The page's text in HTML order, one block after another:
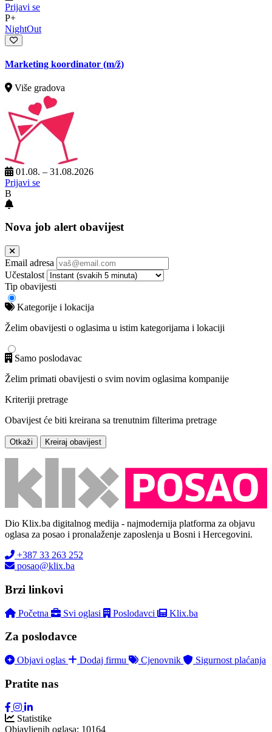
Prijavi se
P+
NightOut
Marketing koordinator (m/ž)
Više gradova
01.08. – 31.08.2026
Prijavi se
B
Nova job alert obavijest
Email adresa
Učestalost
Tip obavijesti
Kategorije i lokacija
Želim obavijesti o oglasima u istim kategorijama i lokaciji
Samo poslodavac
Želim primati obavijesti o svim novim oglasima kompanije
Kriteriji pretrage
Obavijest će biti kreirana sa trenutnim filterima pretrage
Otkaži Kreiraj obavijest
Dio Klix.ba digitalnog medija - najmodernija platforma za objavu
oglasa za posao i pronalaženje zaposlenja u Bosni i Hercegovini.
+387 33 263 252
posao@klix.ba
Brzi linkovi
Početna Svi oglasi Poslodavci Klix.ba
Za poslodavce
Objavi oglas Dodaj firmu Cjenovnik Sigurnost plaćanja
Pratite nas
Statistike
Objavljenih oglasa: 10164